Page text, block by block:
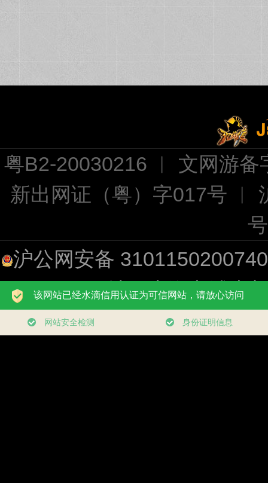
粤B2-20030216 ︱ 文网游
新出网证（粤）字017号 ︱
沪公网安备
址：上海市浦东